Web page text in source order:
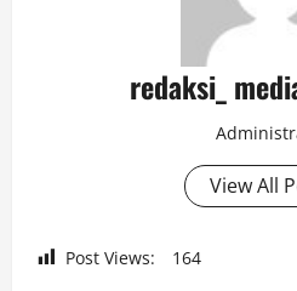
redaksi_
View All
Post Views: 164